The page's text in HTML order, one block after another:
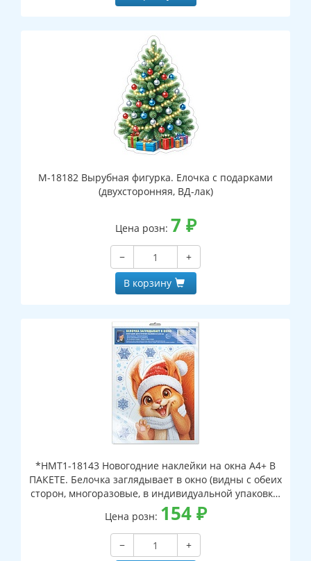
М-18182 Вырубная фигурка. Елочка с подарками
(двухсторонняя, ВД-лак)
Цена розн: 7 ₽
−
+
В корзину
*НМТ1-18143 Новогодние наклейки на окна А4+ В
ПАКЕТЕ. Белочка заглядывает в окно (видны с обеих
сторон, многоразовые, в индивидуальной упаковке,
с европодвесом и клеевым клапаном)
Цена розн: 154₽
−
+